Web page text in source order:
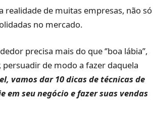
de muitas empresas, não só
no mercado.
precisa mais do que ‘’boa lábia’’,
de modo a fazer daquela
vamos dar 10 dicas de técnicas de
em seu negócio e fazer suas vendas